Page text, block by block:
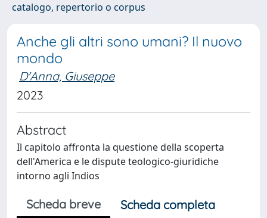
catalogo, repertorio o corpus
Anche gli altri sono umani? Il nuovo
mondo
D'Anna, Giuseppe
2023
Abstract
Il capitolo affronta la questione della scoperta
dell'America e le dispute teologico-giuridiche
intorno agli Indios
Scheda breve
Scheda completa